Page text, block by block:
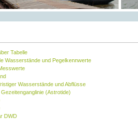
Tabelle
Wasserstände und Pegelkennwerte
Wasserstände und Abflüsse
(Astrotide)
DWD